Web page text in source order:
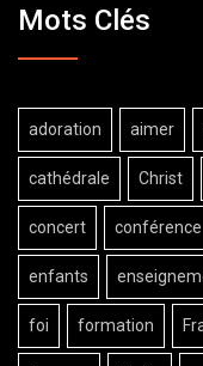
Mots Clés
adoration aimer
cathédrale Christ
concert conférence
enfants
foi formation